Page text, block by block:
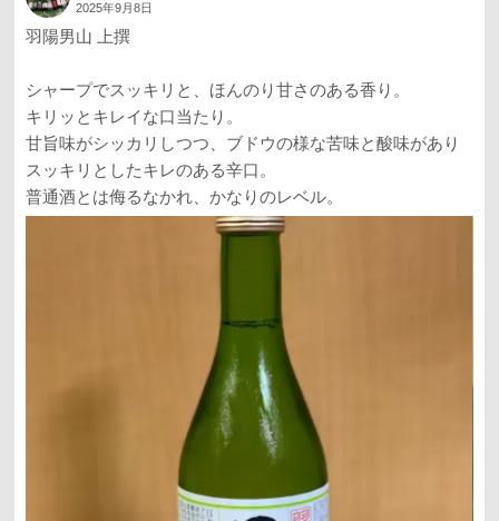
2025年9月8日
羽陽男山 上撰
シャープでスッキリと、ほんのり甘さのある香り。
キリッとキレイな口当たり。
甘旨味がシッカリしつつ、ブドウの様な苦味と酸味があり
スッキリとしたキレのある辛口。
普通酒とは侮るなかれ、かなりのレベル。